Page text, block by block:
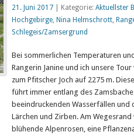
21. Juni 2017| Kategorie: Aktuellster
Hochgebirge, Nina Helmschrott,
Schlegeis/Zamsergrund
Bei sommerlichen Temperaturen
Rangerin Janine und ich unsere
zum Pfitscher Joch auf 2275 m.
führt immer entlang des
beeindruckenden Wasserfällen und
Lärchen und Zirben. Am
blühende Alpenrosen, eine